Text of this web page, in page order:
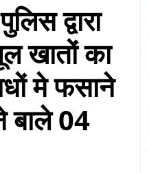
द्वारा
खातों का
मे फसाने
बाले 04